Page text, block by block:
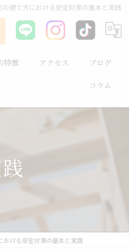
の建て方における安全対策の基本と実践
特徴
宅
アクセス ブログ
コラム
おける安全対策の基本と実践